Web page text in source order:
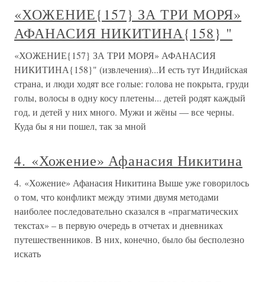
«ХОЖЕНИЕ{157} ЗА ТРИ МОРЯ»
АФАНАСИЯ НИКИТИНА{158} "
«ХОЖЕНИЕ{157} ЗА ТРИ МОРЯ» АФАНАСИЯ
НИКИТИНА{158}" (извлечения)...И есть тут Индийская
страна, и люди ходят все голые: голова не покрыта, груди
голы, волосы в одну косу плетены... детей родят каждый
год, и детей у них много. Мужи и жёны — все черны.
Куда бы я ни пошел, так за мной
4. «Хожение» Афанасия Никитина
4. «Хожение» Афанасия Никитина Выше уже говорилось
о том, что конфликт между этими двумя методами
наиболее последовательно сказался в «прагматических
текстах» – в первую очередь в отчетах и дневниках
путешественников. В них, конечно, было бы бесполезно
искать